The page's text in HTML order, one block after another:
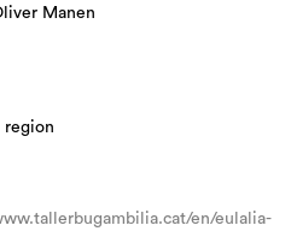
Manen
region
en/eulalia-